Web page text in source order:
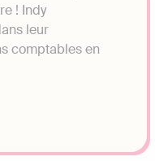
! Indy
leur
comptables en